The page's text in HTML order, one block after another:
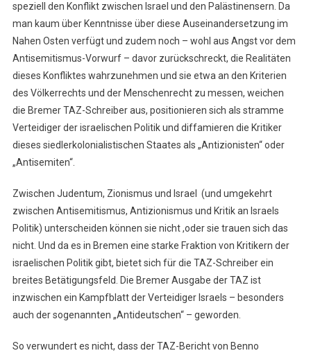
speziell den Konflikt zwischen Israel und den Palästinensern. Da
man kaum über Kenntnisse über diese Auseinandersetzung im
Nahen Osten verfügt und zudem noch – wohl aus Angst vor dem
Antisemitismus-Vorwurf – davor zurückschreckt, die Realitäten
dieses Konfliktes wahrzunehmen und sie etwa an den Kriterien
des Völkerrechts und der Menschenrecht zu messen, weichen
die Bremer TAZ-Schreiber aus, positionieren sich als stramme
Verteidiger der israelischen Politik und diffamieren die Kritiker
dieses siedlerkolonialistischen Staates als „Antizionisten“ oder
„Antisemiten“.
Zwischen Judentum, Zionismus und Israel (und umgekehrt
zwischen Antisemitismus, Antizionismus und Kritik an Israels
Politik) unterscheiden können sie nicht ,oder sie trauen sich das
nicht. Und da es in Bremen eine starke Fraktion von Kritikern der
israelischen Politik gibt, bietet sich für die TAZ-Schreiber ein
breites Betätigungsfeld. Die Bremer Ausgabe der TAZ ist
inzwischen ein Kampfblatt der Verteidiger Israels – besonders
auch der sogenannten „Antideutschen“ – geworden.
So verwundert es nicht, dass der TAZ-Bericht von Benno